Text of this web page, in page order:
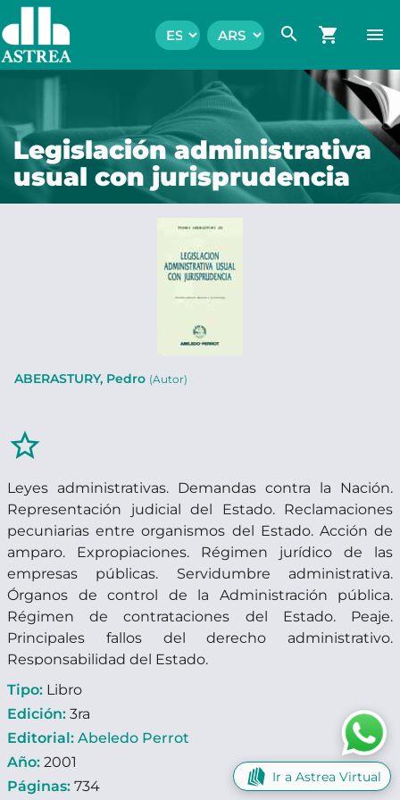
search shopping_cart menu
Legislación administrativa
usual con jurisprudencia
ABERASTURY, Pedro (Autor)
star_border
Leyes administrativas. Demandas contra la Nación.
Representación judicial del Estado. Reclamaciones
pecuniarias entre organismos del Estado. Acción de
amparo. Expropiaciones. Régimen jurídico de las
empresas públicas. Servidumbre administrativa.
Órganos de control de la Administración pública.
Régimen de contrataciones del Estado. Peaje.
Principales fallos del derecho administrativo.
Responsabilidad del Estado.
Tipo: Libro
Edición: 3ra
Editorial: Abeledo Perrot
Año: 2001
Páginas: 734
Ir a Astrea Virtual